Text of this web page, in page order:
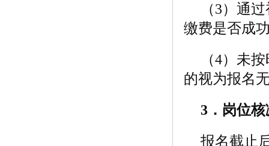
（3）通
缴费是否成
（4）未
的视为报名
3 ．岗位
报名截止